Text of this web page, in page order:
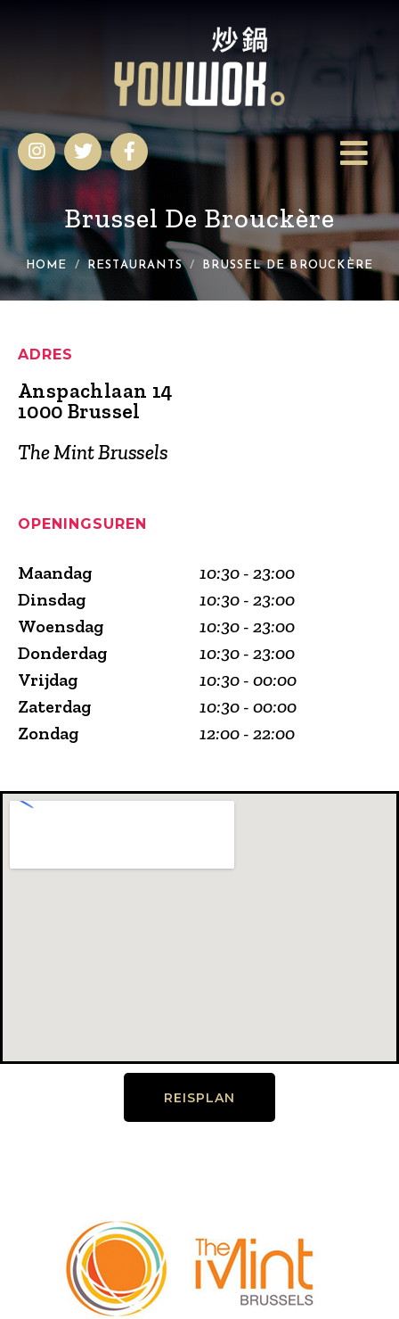
Brussel De Brouckère
HOME RESTAURANTS BRUSSEL DE BROUCKÈRE
ADRES
Anspachlaan 14
1000 Brussel
The Mint Brussels
OPENINGSUREN
Maandag
Dinsdag
Woensdag
Donderdag
Vrijdag
Zaterdag
Zondag
10:30 - 23:00
10:30 - 23:00
10:30 - 23:00
10:30 - 23:00
10:30 - 00:00
10:30 - 00:00
12:00 - 22:00
REISPLAN